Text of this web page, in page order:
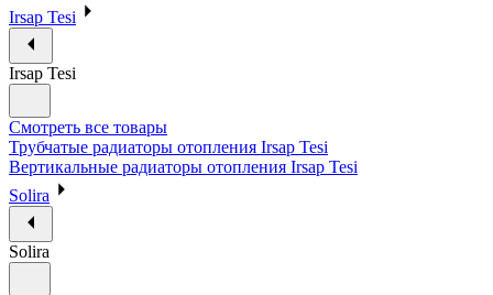
Irsap Tesi
Irsap Tesi
Смотреть все товары
Трубчатые радиаторы отопления Irsap Tesi
Вертикальные радиаторы отопления Irsap Tesi
Solira
Solira